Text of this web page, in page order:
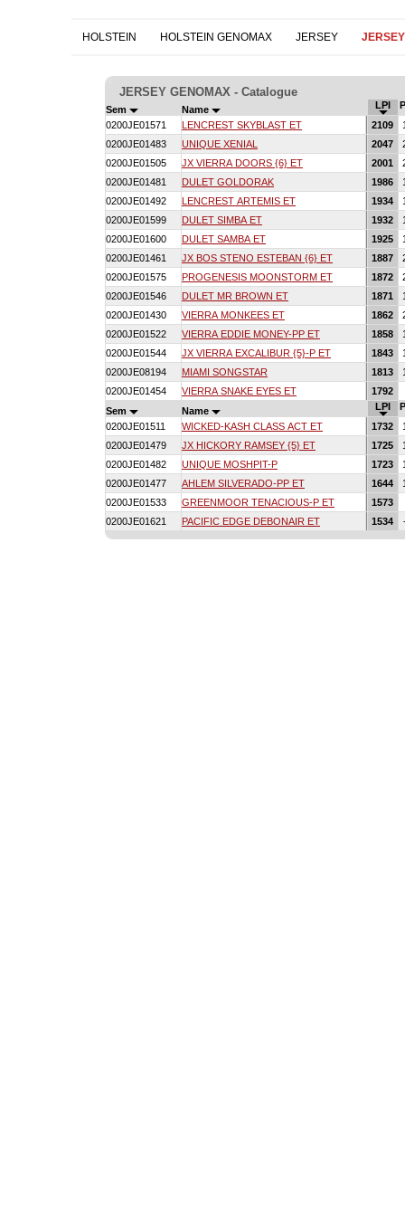
HOLSTEIN HOLSTEIN GENOMAX JERSEY
JERSEY GENOMAX - Catalogue
Sem Name LPI
0200JE01571
LENCREST SKYBLAST ET 2109
0200JE01483
UNIQUE XENIAL 2047
0200JE01505
JX VIERRA DOORS {6} ET 2001
0200JE01481
DULET GOLDORAK 1986
0200JE01492
LENCREST ARTEMIS ET 1934
0200JE01599
DULET SIMBA ET 1932
0200JE01600
DULET SAMBA ET 1925
0200JE01461
JX BOS STENO ESTEBAN {6} ET 1887
0200JE01575
PROGENESIS MOONSTORM ET 1872
0200JE01546
DULET MR BROWN ET 1871
0200JE01430
VIERRA MONKEES ET 1862
0200JE01522
VIERRA EDDIE MONEY-PP ET 1858
0200JE01544
JX VIERRA EXCALIBUR {5}-P ET 1843
0200JE08194
MIAMI SONGSTAR 1813
0200JE01454
VIERRA SNAKE EYES ET 1792
Sem
Name LPI
0200JE01511
WICKED-KASH CLASS ACT ET 1732
0200JE01479
JX HICKORY RAMSEY {5} ET 1725
0200JE01482
UNIQUE MOSHPIT-P 1723
0200JE01477
AHLEM SILVERADO-PP ET 1644
0200JE01533
GREENMOOR TENACIOUS-P ET 1573
0200JE01621
PACIFIC EDGE DEBONAIR ET 1534